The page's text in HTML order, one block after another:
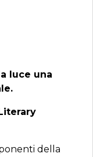
luce una
della